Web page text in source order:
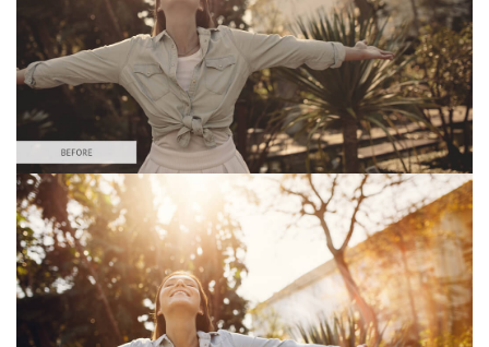
Lütfen seçin
Free Photoshop Overlay #3